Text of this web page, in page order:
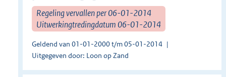
Regeling vervallen per 06-01-2014
Uitwerkingtredingdatum 06-01-2014
Geldend van 01-01-2000 t/m 05-01-2014
Uitgegeven door: Loon op Zand